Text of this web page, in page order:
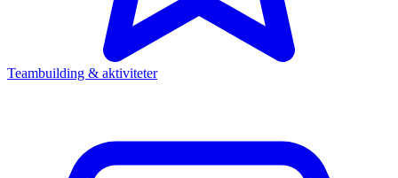
Teambuilding & aktiviteter